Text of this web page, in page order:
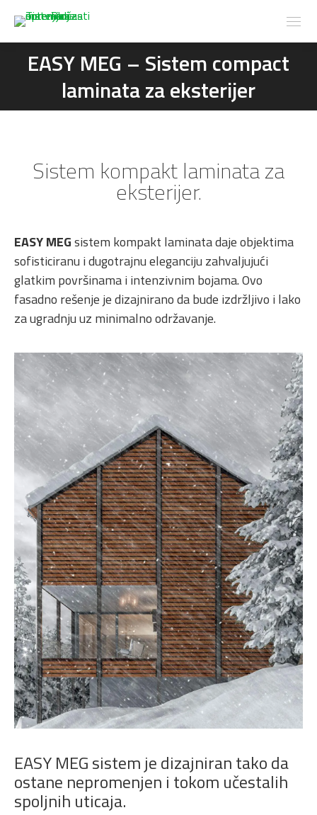
EASY MEG – Sistem compact
laminata za eksterijer
You are here:
Sistem kompakt laminata za
eksterijer.
EASY MEGsistem kompakt laminata daje objektima
sofisticiranu i dugotrajnu eleganciju zahvaljujući
glatkim površinama i intenzivnim bojama. Ovo
fasadno rešenje je dizajnirano da bude izdržljivo i lako
za ugradnju uz minimalno održavanje.
EASY MEG sistem je dizajniran tako da
ostane nepromenjen i tokom učestalih
spoljnih uticaja.